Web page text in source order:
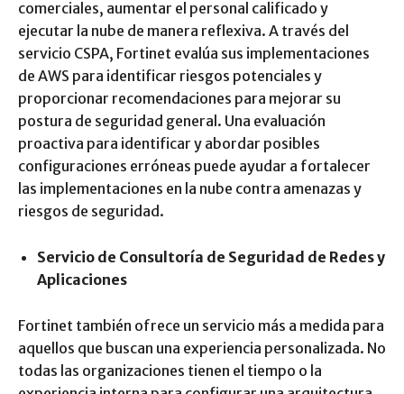
comerciales, aumentar el personal calificado y
ejecutar la nube de manera reflexiva. A través del
servicio CSPA, Fortinet evalúa sus implementaciones
de AWS para identificar riesgos potenciales y
proporcionar recomendaciones para mejorar su
postura de seguridad general. Una evaluación
proactiva para identificar y abordar posibles
configuraciones erróneas puede ayudar a fortalecer
las implementaciones en la nube contra amenazas y
riesgos de seguridad.
Servicio de Consultoría de Seguridad de Redes y
Aplicaciones
Fortinet también ofrece un servicio más a medida para
aquellos que buscan una experiencia personalizada. No
todas las organizaciones tienen el tiempo o la